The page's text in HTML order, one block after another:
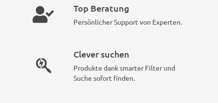
Top Beratung
Persönlicher Support von Experten.
Clever suchen
Produkte dank smarter Filter und
Suche sofort finden.